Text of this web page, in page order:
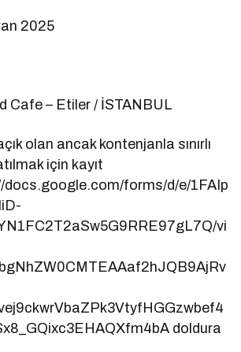
2025
Cafe – Etiler / İSTANBUL
olan ancak kontenjanla sınırlı
için kayıt
forms/d/e/1FAIp
vi
doldura